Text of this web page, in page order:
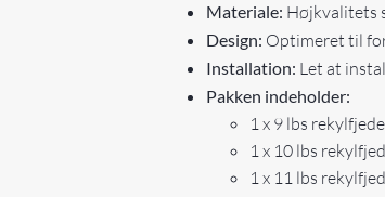
Materiale: Højkvalitets
Design: Optimeret til
Installation: Let at
Pakken indeholder:
1 x 9 lbs
1 x 10 lbs
1 x 11 lbs